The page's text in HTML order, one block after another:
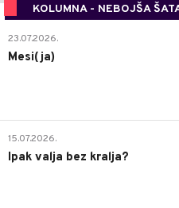
KOLUMNA - NEBOJŠA
23.07.2026.
Mesi(ja)
15.07.2026.
Ipak valja bez kralja?